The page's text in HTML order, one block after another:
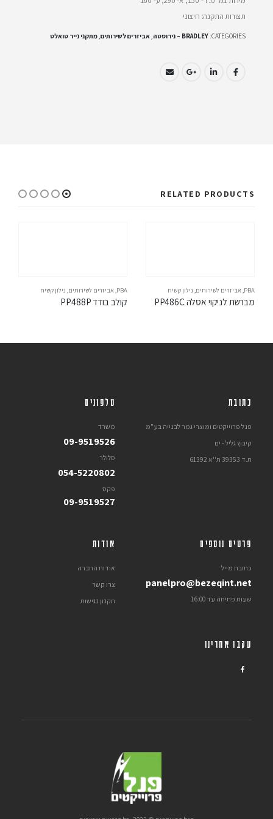
תצורות התקנה: חיצוני
CATEGORIES: BRADLEY – נירוסטה ,אביזרים לשירותים,מתקני נייר טואלט
RELATED PRODUCTS
PBA
,אביזרים לשירותים, נילון קשיח
מברשת לניקוי אסלה PP486C
PBA
,אביזרים לשירותים, נילון קשיח
קולב בודד PP488P
כתובת
פנל פרוייקטים ומוצרי גמר לבנייה בע"מ
קיבוץ גליל - ים
ת.ד 39353 ת''א 61392
טלפונים
משרד
09-9519526
סלולר
054-5220802
פקס
09-9519527
פרטים נוספים
כתובת מייל
panelpro@bezeqint.net
שעות פתיחה עד 16:00
אודות
אודות החברה
צרו קשר
תקנון נגישות
עקבו אחרינו